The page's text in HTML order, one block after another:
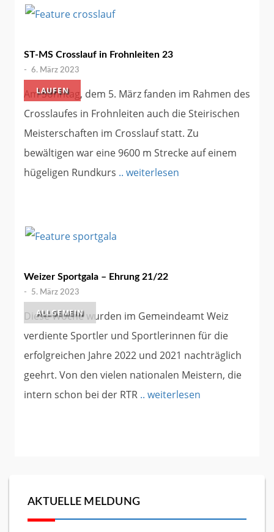
LAUFEN
ST-MS Crosslauf in Frohnleiten 23
- 6. März 2023
Am Sonntag, dem 5. März fanden im Rahmen des
Crosslaufes in Frohnleiten auch die Steirischen
Meisterschaften im Crosslauf statt. Zu
bewältigen war eine 9600 m Strecke auf einem
hügeligen Rundkurs .. weiterlesen
ALLGEMEIN
Weizer Sportgala – Ehrung 21/22
- 5. März 2023
Diese Woche wurden im Gemeindeamt Weiz
verdiente Sportler und Sportlerinnen für die
erfolgreichen Jahre 2022 und 2021 nachträglich
geehrt. Von den vielen nationalen Meistern, die
intern schon bei der RTR .. weiterlesen
AKTUELLE MELDUNG